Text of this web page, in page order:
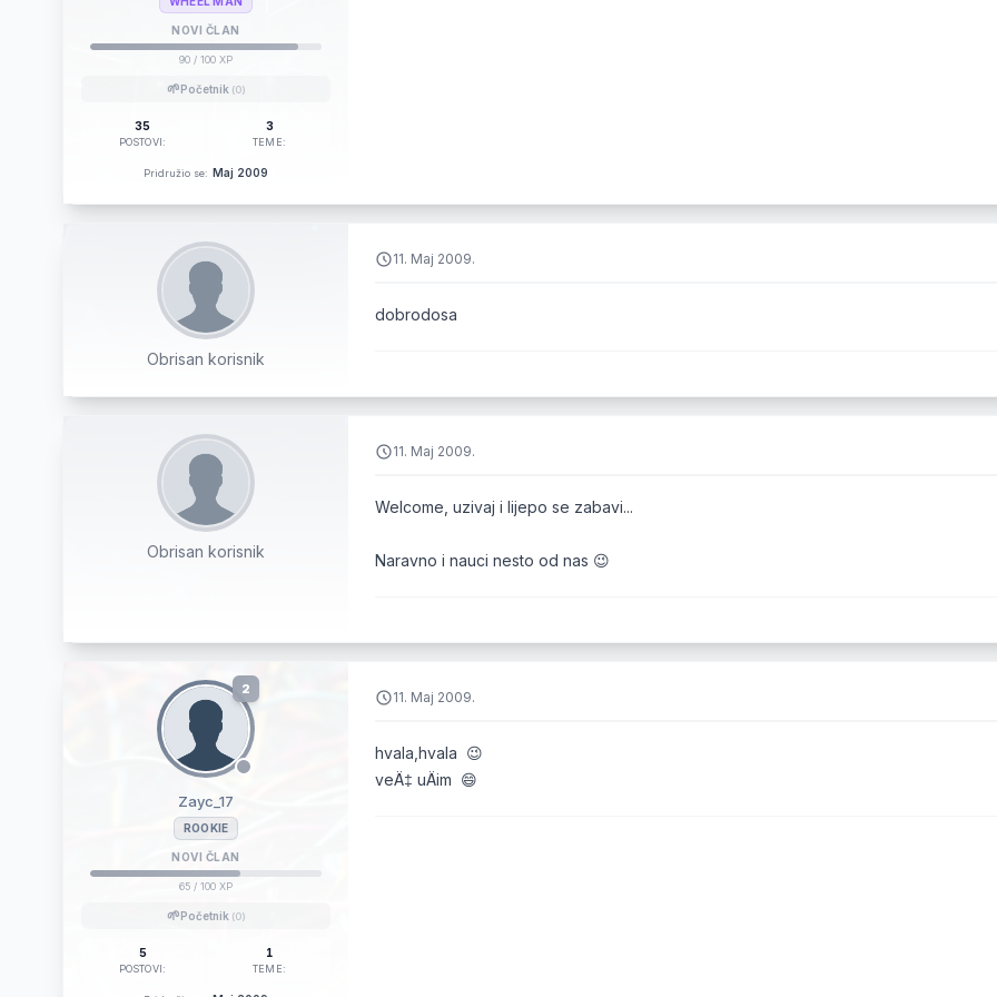
NOVI ČLAN
90 / 100 XP
🌱Početnik (0)
35
POSTOVI:
3
TEME:
Pridružio se: Maj 2009
Obrisan korisnik
11. Maj 2009.
dobrodosa
Obrisan korisnik
11. Maj 2009.
Welcome, uzivaj i lijepo se zabavi...
Naravno i nauci nesto od nas 😉
2
Zayc_17
ROOKIE
NOVI ČLAN
65 / 100 XP
🌱Početnik (0)
5
POSTOVI:
1
TEME:
11. Maj 2009.
hvala,hvala 😉
veÄ‡ uÄim 😄